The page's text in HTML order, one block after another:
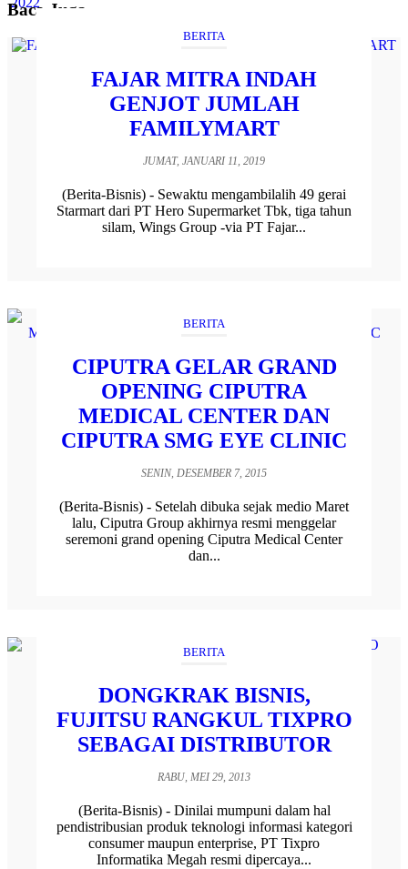
Baca Juga
BERITA
FAJAR MITRA INDAH
GENJOT JUMLAH
FAMILYMART
JUMAT, JANUARI 11, 2019
(Berita-Bisnis) - Sewaktu mengambilalih 49 gerai
Starmart dari PT Hero Supermarket Tbk, tiga tahun
silam, Wings Group -via PT Fajar...
BERITA
CIPUTRA GELAR GRAND
OPENING CIPUTRA
MEDICAL CENTER DAN
CIPUTRA SMG EYE CLINIC
SENIN, DESEMBER 7, 2015
(Berita-Bisnis) - Setelah dibuka sejak medio Maret
lalu, Ciputra Group akhirnya resmi menggelar
seremoni grand opening Ciputra Medical Center
dan...
BERITA
DONGKRAK BISNIS,
FUJITSU RANGKUL TIXPRO
SEBAGAI DISTRIBUTOR
RABU, MEI 29, 2013
(Berita-Bisnis) - Dinilai mumpuni dalam hal
pendistribusian produk teknologi informasi kategori
consumer maupun enterprise, PT Tixpro
Informatika Megah resmi dipercaya...